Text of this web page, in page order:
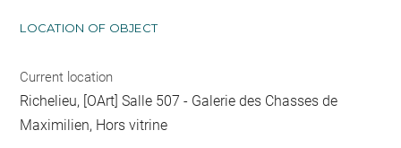
LOCATION OF OBJECT
Current location
Richelieu, [OArt] Salle 507 - Galerie des Chasses de
Maximilien, Hors vitrine